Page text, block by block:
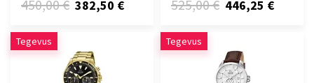
450,00 € 382,50 € 525,00 € 446,25 €
Tegevus Tegevus